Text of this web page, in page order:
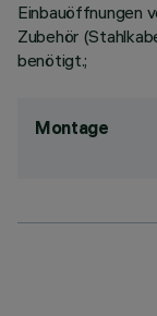
Einbauöffnungen
Zubehör
benötigt.;
Montage